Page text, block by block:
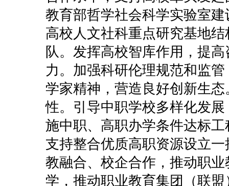
教育部哲学社会科学实验室
高校人文社科重点研究基地
队。发挥高校智库作用，提
力。加强科研伦理规范和监
学家精神，营造良好创新生态
性。引导中职学校多样化发
施中职、高职办学条件达标
支持整合优质高职资源设立
教融合、校企合作，推动职
学，推动职业教育集团（联